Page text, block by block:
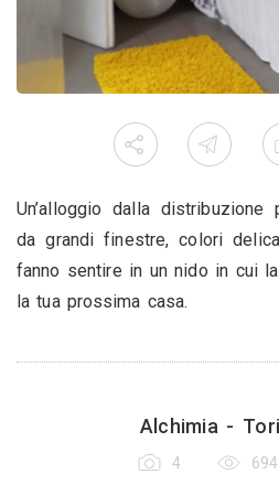
Un’alloggio dalla distribuzione
da grandi finestre, colori
fanno sentire in un nido in cui
la tua prossima casa.
Alchimia -
4 694